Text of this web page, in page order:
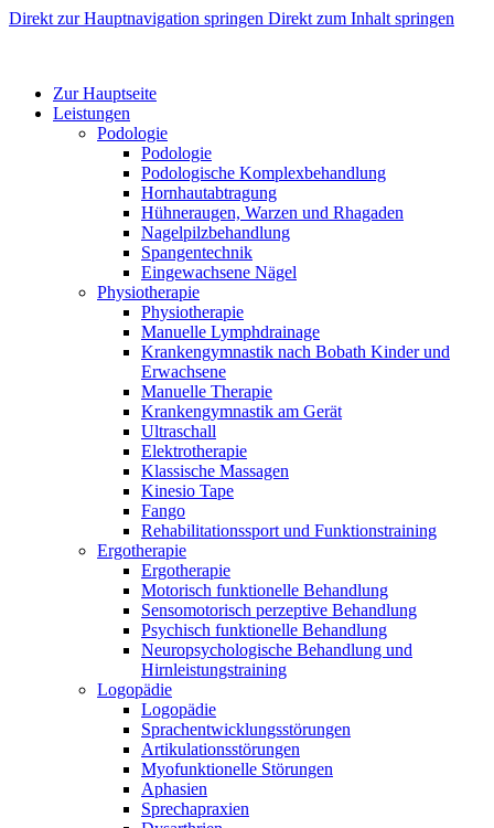
Direkt zur Hauptnavigation springen Direkt zum Inhalt springen
Zur Hauptseite
Leistungen
Podologie
Podologie
Podologische Komplexbehandlung
Hornhautabtragung
Hühneraugen, Warzen und Rhagaden
Nagelpilzbehandlung
Spangentechnik
Eingewachsene Nägel
Physiotherapie
Physiotherapie
Manuelle Lymphdrainage
Krankengymnastik nach Bobath Kinder und
Erwachsene
Manuelle Therapie
Krankengymnastik am Gerät
Ultraschall
Elektrotherapie
Klassische Massagen
Kinesio Tape
Fango
Rehabilitationssport und Funktionstraining
Ergotherapie
Ergotherapie
Motorisch funktionelle Behandlung
Sensomotorisch perzeptive Behandlung
Psychisch funktionelle Behandlung
Neuropsychologische Behandlung und
Hirnleistungstraining
Logopädie
Logopädie
Sprachentwicklungsstörungen
Artikulationsstörungen
Myofunktionelle Störungen
Aphasien
Sprechapraxien